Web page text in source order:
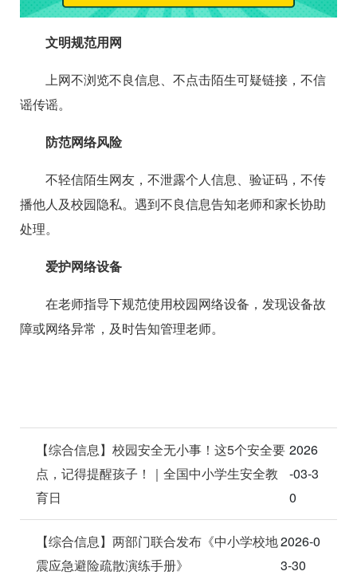
文明规范用网
上网不浏览不良信息、不点击陌生可疑链接，不信
谣传谣。
防范网络风险
不轻信陌生网友，不泄露个人信息、验证码，不传
播他人及校园隐私。遇到不良信息告知老师和家长协助
处理。
爱护网络设备
在老师指导下规范使用校园网络设备，发现设备故
障或网络异常，及时告知管理老师。
【综合信息】校园安全无小事！这5个安全要
点，记得提醒孩子！｜全国中小学生安全教
育日
2026
-03-3
0
【综合信息】两部门联合发布《中小学校地
震应急避险疏散演练手册》
2026-0
3-30